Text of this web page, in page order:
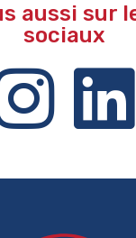
aussi sur
sociaux